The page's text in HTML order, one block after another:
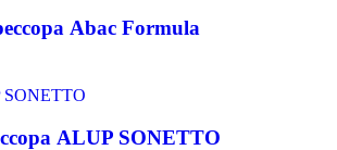
Abac Formula
ALUP SONETTO